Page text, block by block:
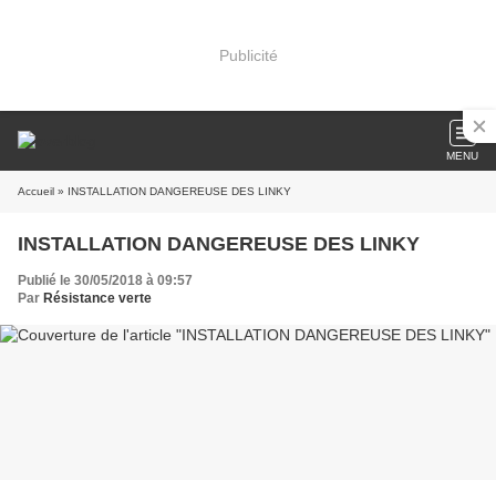
Publicité
MENU
Accueil » INSTALLATION DANGEREUSE DES LINKY
INSTALLATION DANGEREUSE DES LINKY
Publié le 30/05/2018 à 09:57
Par Résistance verte